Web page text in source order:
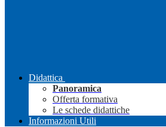
Didattica
Panoramica
Offerta formativa
Le schede didattiche
Informazioni Utili